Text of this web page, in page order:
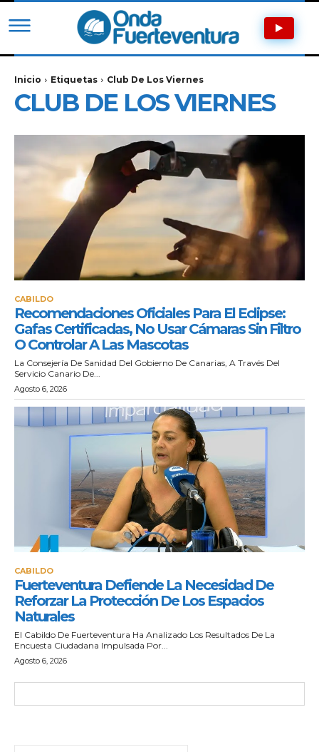
Inicio Etiquetas Club De Los Viernes
CLUB DE LOS VIERNES
CABILDO
Recomendaciones Oficiales Para El Eclipse:
Gafas Certificadas, No Usar Cámaras Sin Filtro
O Controlar A Las Mascotas
La Consejería De Sanidad Del Gobierno De Canarias, A Través Del
Servicio Canario De...
Agosto 6, 2026
CABILDO
Fuerteventura Defiende La Necesidad De
Reforzar La Protección De Los Espacios
Naturales
El Cabildo De Fuerteventura Ha Analizado Los Resultados De La
Encuesta Ciudadana Impulsada Por...
Agosto 6, 2026